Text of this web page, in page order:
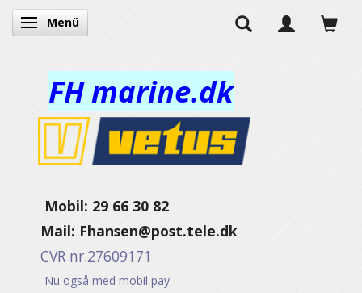
Anzeige ändern
Menü
FH marine.dk
Mobil: 29 66 30 82
Mail: Fhansen@post.tele.dk
CVR nr.27609171
Nu også med mobil pay